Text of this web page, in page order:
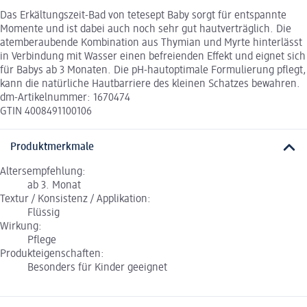
Das Erkältungszeit-Bad von tetesept Baby sorgt für entspannte
Momente und ist dabei auch noch sehr gut hautverträglich. Die
atemberaubende Kombination aus Thymian und Myrte hinterlässt
in Verbindung mit Wasser einen befreienden Effekt und eignet sich
für Babys ab 3 Monaten. Die pH-hautoptimale Formulierung pflegt,
kann die natürliche Hautbarriere des kleinen Schatzes bewahren.
dm-Artikelnummer: 1670474
GTIN 4008491100106
Produktmerkmale
Altersempfehlung:
ab 3. Monat
Textur / Konsistenz / Applikation:
Flüssig
Wirkung:
Pflege
Produkteigenschaften:
Besonders für Kinder geeignet